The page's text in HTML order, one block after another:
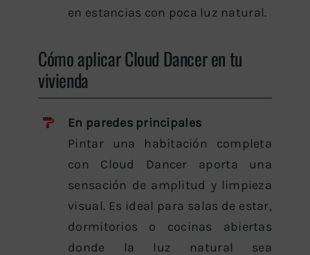
en estancias con poca luz natural.
Cómo aplicar Cloud Dancer en tu
vivienda
En paredes principales
Pintar una habitación completa
con Cloud Dancer aporta una
sensación de amplitud y limpieza
visual. Es ideal para salas de estar,
dormitorios o cocinas abiertas
donde la luz natural sea